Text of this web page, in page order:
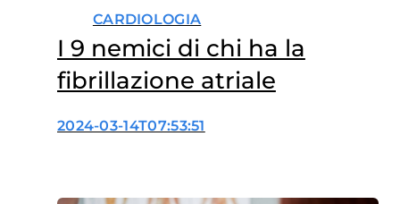
CARDIOLOGIA
I 9 nemici di chi ha la
fibrillazione atriale
2024-03-14T07:53:51